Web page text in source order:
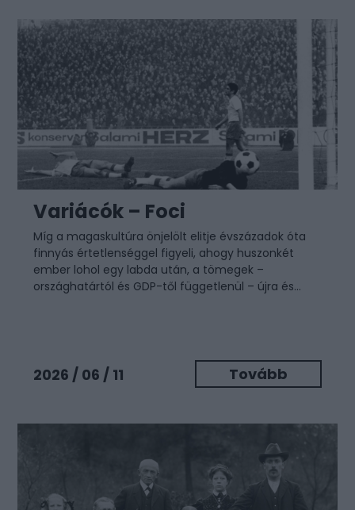
Variácók – Foci
Míg a magaskultúra önjelölt elitje évszázadok óta
finnyás értetlenséggel figyeli, ahogy huszonkét
ember lohol egy labda után, a tömegek –
országhatártól és GDP-től függetlenül – újra és...
2026 / 06 / 11 Tovább